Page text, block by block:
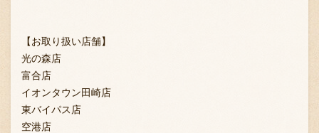
【お取り扱い店舗】
光の森店
富合店
イオンタウン田崎店
東バイパス店
空港店